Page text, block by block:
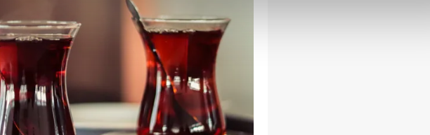
için İnternet Sitemizde kendimize ve üçüncü kişilere ait çerezler
verileriniz işlenmekte olup gerekli olan çerezler bilgi toplumu hizmetlerinin sunulması
çerezler, sitemizin daha işlevsel kılınması ve kişiselleştirilmesi ve sizlere yönelik
amaçlarıyla sınırlı olarak açık rızanız dahilinde kullanılacaktır.
yer alan panel vasıtasıyla belirleyebilirsiniz. Çerezlere ilişkin detaylı bilgi için
Metnimizi ziyaret edebilirsiniz.